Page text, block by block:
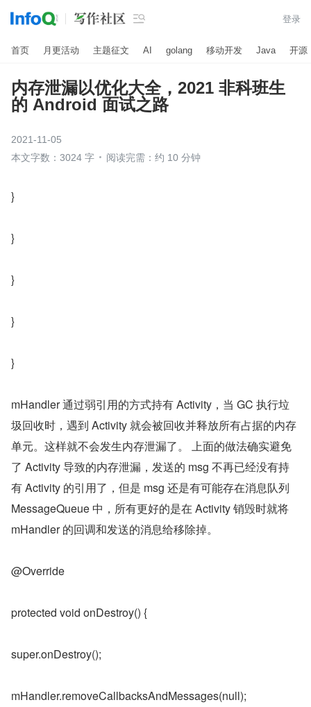
 登录
首页 月更活动 主题征文 AI golang 移动开发 Java 开源
内存泄漏以优化大全，2021 非科班生
的 Android 面试之路
2021-11-05
本文字数：3024 字
阅读完需：约 10 分钟
}
}
}
}
}
mHandler 通过弱引用的方式持有 Activity，当 GC 执行垃
圾回收时，遇到 Activity 就会被回收并释放所有占据的内存
单元。这样就不会发生内存泄漏了。 上面的做法确实避免
了 Activity 导致的内存泄漏，发送的 msg 不再已经没有持
有 Activity 的引用了，但是 msg 还是有可能存在消息队列
MessageQueue 中，所有更好的是在 Activity 销毁时就将
mHandler 的回调和发送的消息给移除掉。
@Override
protected void onDestroy() {
super.onDestroy();
mHandler.removeCallbacksAndMessages(null);